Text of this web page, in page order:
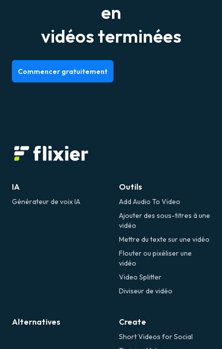
en
vidéos terminées
Commencer gratuitement
IA
Générateur de voix IA
Outils
Add Audio To Video
Ajouter des sous-titres à une
vidéo
Mettre du texte sur une vidéo
Flouter ou pixéliser une
vidéo
Video Splitter
Diviseur de vidéo
Alternatives Create
Short Videos for Social